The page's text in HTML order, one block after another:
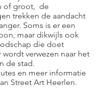
of groot, de
trekken de aandacht
Soms is er een
maar dikwijls ook
die doet
verwezen naar het
de stad.
en meer informatie
Street Art Heerlen.